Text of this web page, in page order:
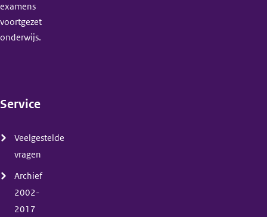
examens
voortgezet
onderwijs.
Service
Veelgestelde
vragen
Archief
2002-
2017